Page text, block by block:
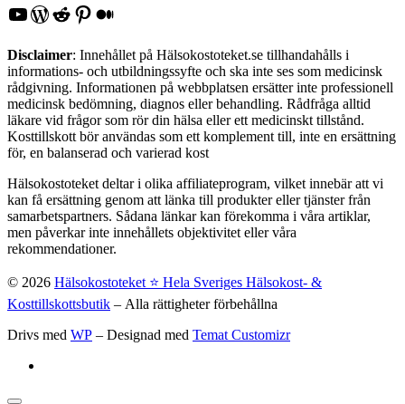
YouTube
WordPress
Reddit
Pinterest
Medium
Disclaimer: Innehållet på Hälsokostoteket.se tillhandahålls i
informations- och utbildningssyfte och ska inte ses som medicinsk
rådgivning. Informationen på webbplatsen ersätter inte professionell
medicinsk bedömning, diagnos eller behandling. Rådfråga alltid
läkare vid frågor som rör din hälsa eller ett medicinskt tillstånd.
Kosttillskott bör användas som ett komplement till, inte en ersättning
för, en balanserad och varierad kost
Hälsokostoteket deltar i olika affiliateprogram, vilket innebär att vi
kan få ersättning genom att länka till produkter eller tjänster från
samarbetspartners. Sådana länkar kan förekomma i våra artiklar,
men påverkar inte innehållets objektivitet eller våra
rekommendationer.
© 2026 Hälsokostoteket ⭐️ Hela Sveriges Hälsokost- &
Kosttillskottsbutik – Alla rättigheter förbehållna
Drivs med WP – Designad med Temat Customizr